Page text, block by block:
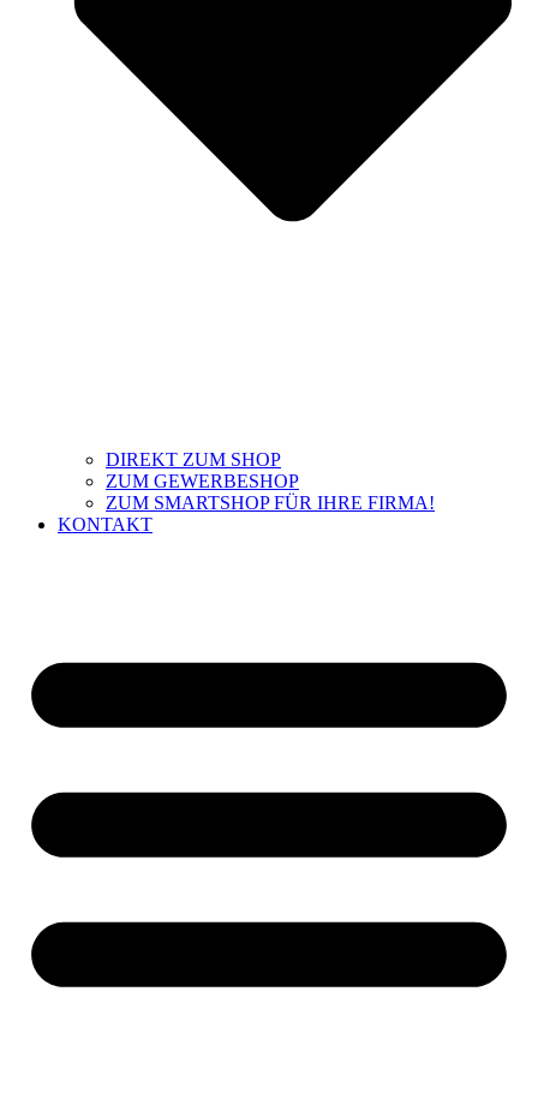
DIREKT ZUM SHOP
ZUM GEWERBESHOP
ZUM SMARTSHOP FÜR IHRE FIRMA!
KONTAKT